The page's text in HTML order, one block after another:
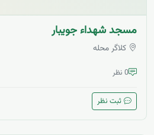
مسجد شهداء جویبار
کلاگر محله
0 نظر
ثبت نظر